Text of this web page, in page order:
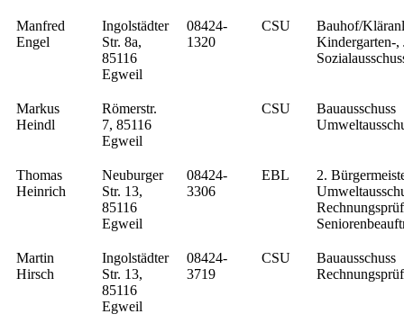
Manfred
Engel
Ingolstädter
Str. 8a,
85116
Egweil
08424-
1320
CSU
Bauhof/
Kindergarten-,
Markus
Heindl
Römerstr.
7, 85116
Egweil
CSU
Bauausschuss
Thomas
Heinrich
Neuburger
Str. 13,
85116
Egweil
08424-
3306
EBL
2.
Martin
Hirsch
Ingolstädter
Str. 13,
85116
Egweil
08424-
3719
CSU
Bauausschuss